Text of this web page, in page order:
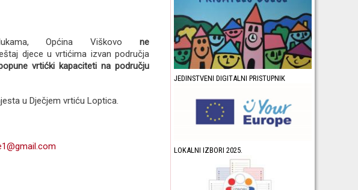
Općina Viškovo ne
djece u vrtićima izvan područja
vrtićki kapaciteti na području
u Dječjem vrtiću Loptica.
JEDINSTVENI DIGITALNI PRISTUPNIK
LOKALNI IZBORI 2025.